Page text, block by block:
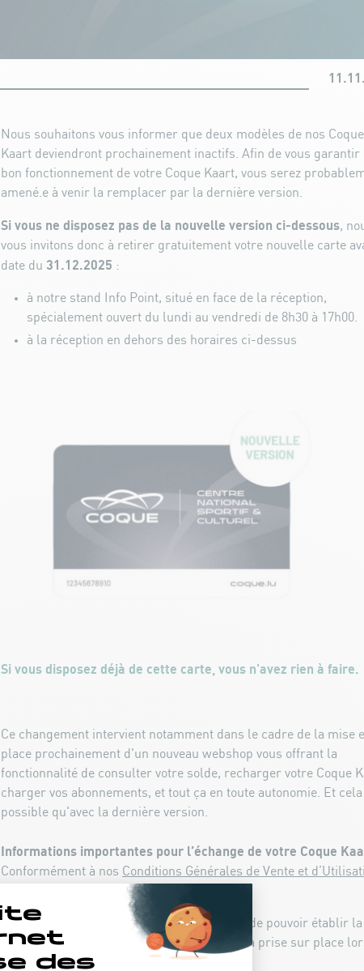
Nous souhaitons vous informer que deux modèles de nos Coque
Kaart deviendront prochainement inactifs. Afin de vous garantir
bon fonctionnement de votre Coque Kaart, vous serez
amené.e à venir la remplacer par la dernière version.
Si vous ne disposez pas de la nouvelle version ci-dessous,
vous invitons donc à retirer gratuitement votre nouvelle carte
date du31.12.2025 :
à notre stand Info Point, situé en face de la réception,
spécialement ouvert du lundi au vendredi de 8h30 à 17h00.
à la réception en dehors des horaires ci-dessus
Si vous disposez déjà de cette carte, vous n'avez rien à faire.
Ce changement intervient notamment dans le cadre de la mise
place prochainement d'un nouveau webshop vous offrant la
fonctionnalité de consulter votre solde, recharger votre Coque
charger vos abonnements, et tout ça en toute autonomie. Et
possible qu'avec la dernière version.
Informations importantes pour l’échange de votre Coque
Conformément à nos Conditions Générales de Vente et
Une photo actualisée sera réalisée afin de pouvoir établir la
nouvelle carte nominative. La photo sera prise sur place
l’échange.